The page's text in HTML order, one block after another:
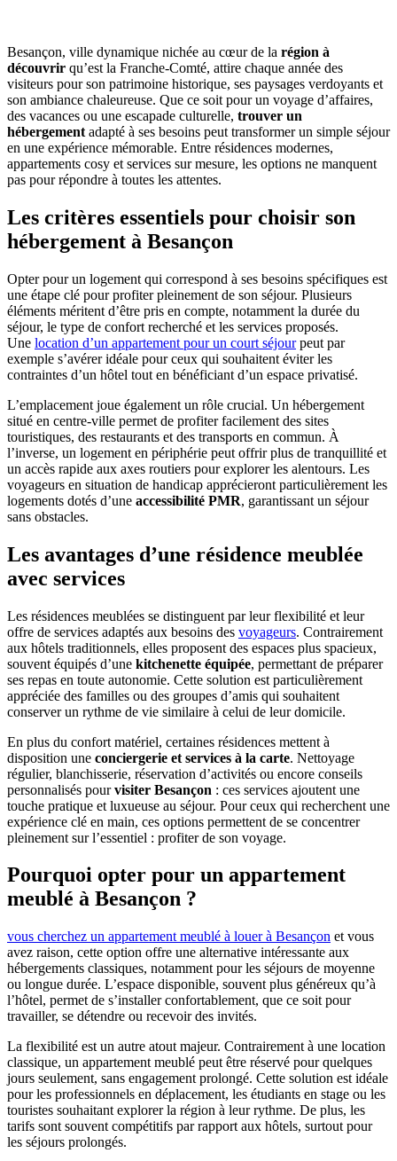
Besançon, ville dynamique nichée au cœur de la région à
découvrir qu’est la Franche-Comté, attire chaque année des
visiteurs pour son patrimoine historique, ses paysages verdoyants et
son ambiance chaleureuse. Que ce soit pour un voyage d’affaires,
des vacances ou une escapade culturelle, trouver un
hébergement adapté à ses besoins peut transformer un simple séjour
en une expérience mémorable. Entre résidences modernes,
appartements cosy et services sur mesure, les options ne manquent
pas pour répondre à toutes les attentes.
Les critères essentiels pour choisir son
hébergement à Besançon
Opter pour un logement qui correspond à ses besoins spécifiques est
une étape clé pour profiter pleinement de son séjour. Plusieurs
éléments méritent d’être pris en compte, notamment la durée du
séjour, le type de confort recherché et les services proposés.
Une location d’un appartement pour un court séjourpeut par
exemple s’avérer idéale pour ceux qui souhaitent éviter les
contraintes d’un hôtel tout en bénéficiant d’un espace privatisé.
L’emplacement joue également un rôle crucial. Un hébergement
situé en centre-ville permet de profiter facilement des sites
touristiques, des restaurants et des transports en commun. À
l’inverse, un logement en périphérie peut offrir plus de tranquillité et
un accès rapide aux axes routiers pour explorer les alentours. Les
voyageurs en situation de handicap apprécieront particulièrement les
logements dotés d’une accessibilité PMR, garantissant un séjour
sans obstacles.
Les avantages d’une résidence meublée
avec services
Les résidences meublées se distinguent par leur flexibilité et leur
offre de services adaptés aux besoins des voyageurs. Contrairement
aux hôtels traditionnels, elles proposent des espaces plus spacieux,
souvent équipés d’une kitchenette équipée, permettant de préparer
ses repas en toute autonomie. Cette solution est particulièrement
appréciée des familles ou des groupes d’amis qui souhaitent
conserver un rythme de vie similaire à celui de leur domicile.
En plus du confort matériel, certaines résidences mettent à
disposition une conciergerie et services à la carte. Nettoyage
régulier, blanchisserie, réservation d’activités ou encore conseils
personnalisés pourvisiter Besançon : ces services ajoutent une
touche pratique et luxueuse au séjour. Pour ceux qui recherchent une
expérience clé en main, ces options permettent de se concentrer
pleinement sur l’essentiel : profiter de son voyage.
Pourquoi opter pour un appartement
meublé à Besançon ?
vous cherchez un appartement meublé à louer à Besançon et vous
avez raison, cette option offre une alternative intéressante aux
hébergements classiques, notamment pour les séjours de moyenne
ou longue durée. L’espace disponible, souvent plus généreux qu’à
l’hôtel, permet de s’installer confortablement, que ce soit pour
travailler, se détendre ou recevoir des invités.
La flexibilité est un autre atout majeur. Contrairement à une location
classique, un appartement meublé peut être réservé pour quelques
jours seulement, sans engagement prolongé. Cette solution est idéale
pour les professionnels en déplacement, les étudiants en stage ou les
touristes souhaitant explorer la région à leur rythme. De plus, les
tarifs sont souvent compétitifs par rapport aux hôtels, surtout pour
les séjours prolongés.